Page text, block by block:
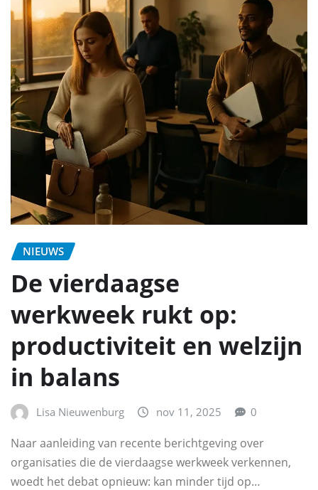
NIEUWS
De vierdaagse
werkweek rukt op:
productiviteit en welzijn
in balans
Lisa Nieuwenburg nov 11, 2025 0
Naar aanleiding van recente berichtgeving over
organisaties die de vierdaagse werkweek verkennen,
woedt het debat opnieuw: kan minder tijd op…